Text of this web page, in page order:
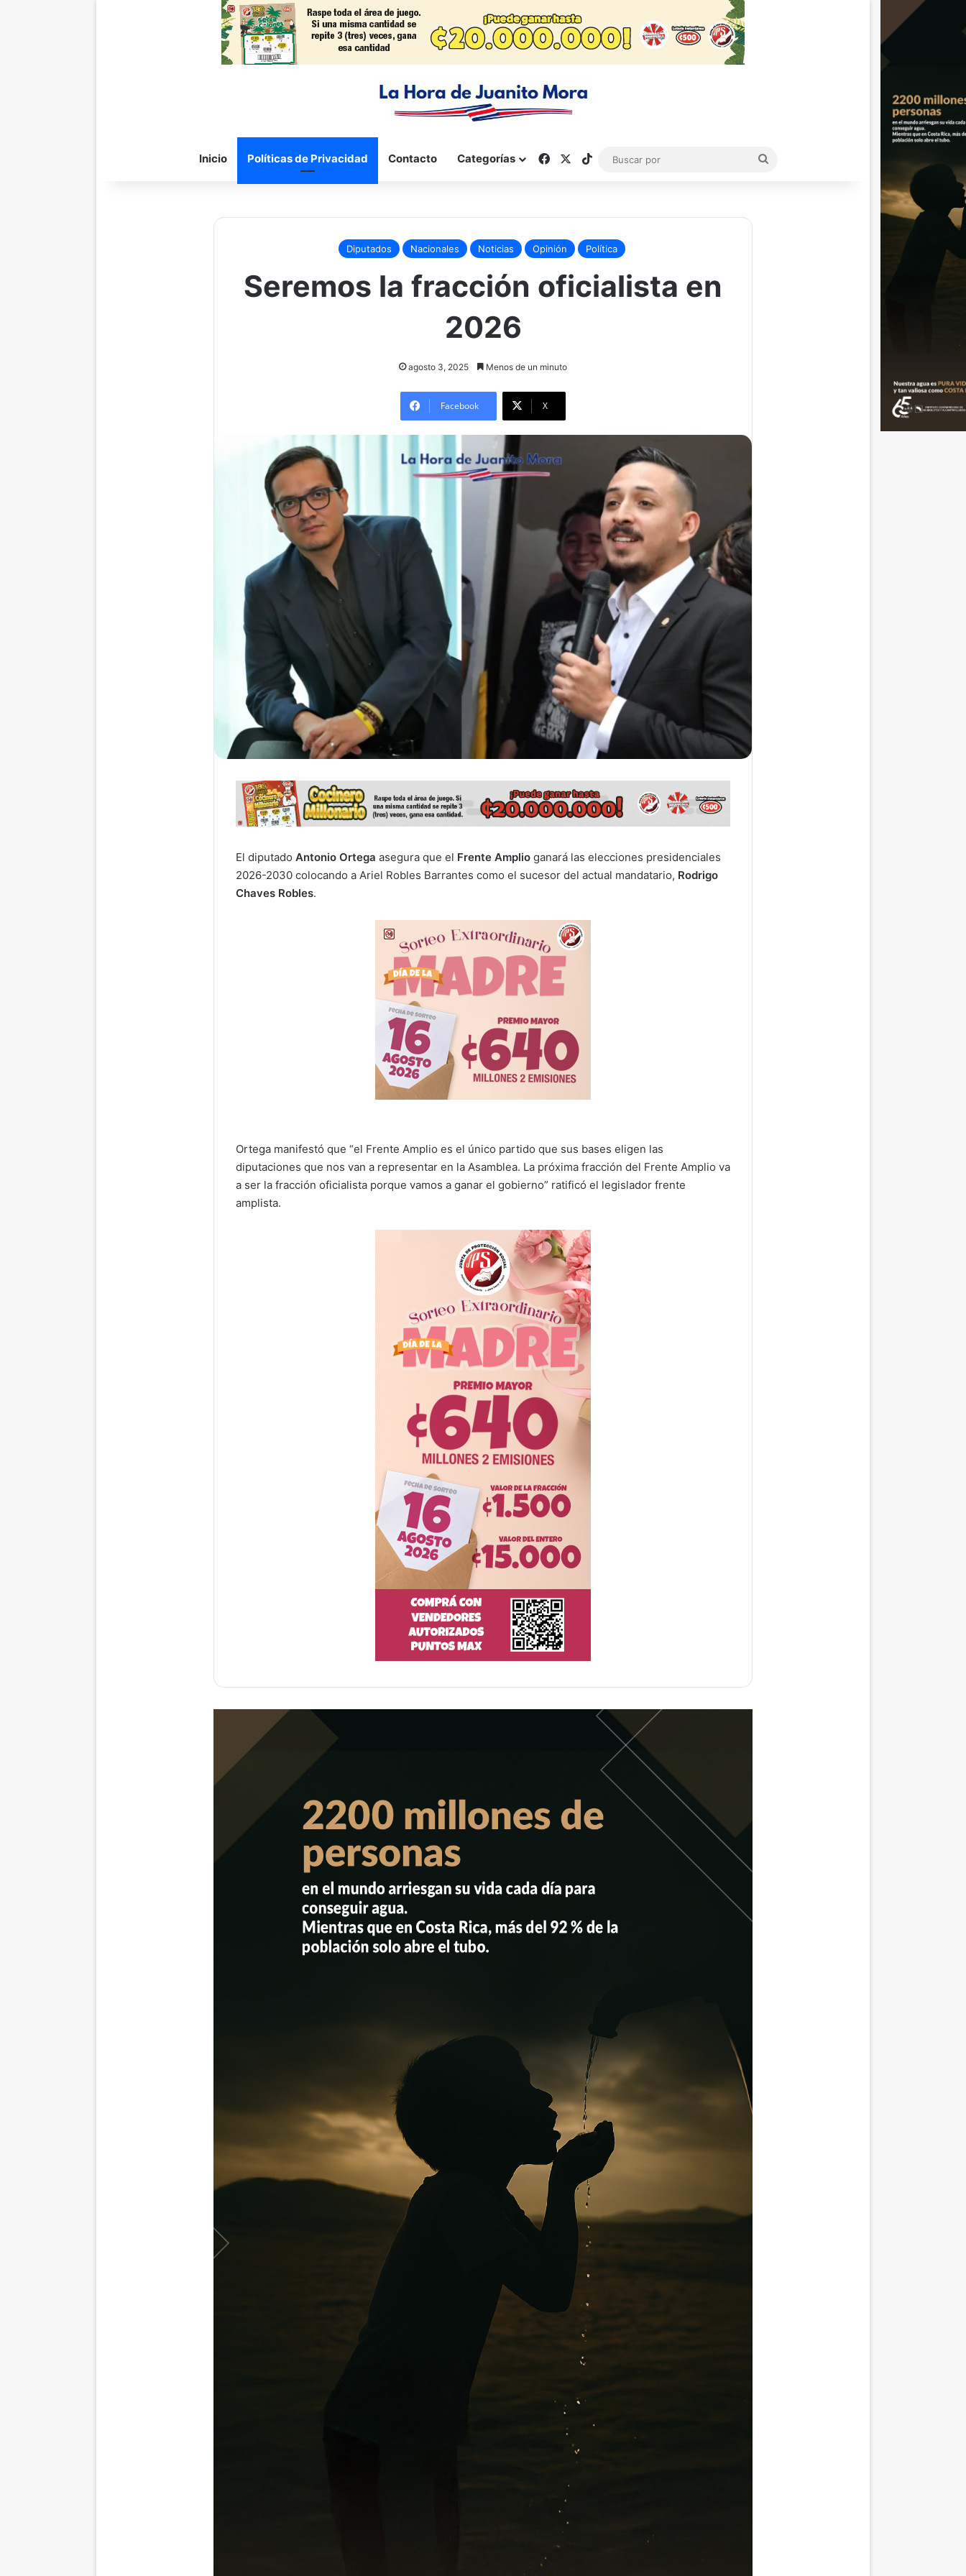
Inicio Políticas de Privacidad Contacto Categorías FacebookTikTok
Diputados Nacionales Noticias Opinión Política
Seremos la fracción oficialista en
2026
agosto 3, 2025 Menos de un minuto
Facebook X
El diputado Antonio Ortega asegura que el Frente Amplio ganará las elecciones presidenciales
2026-2030 colocando a Ariel Robles Barrantes como el sucesor del actual mandatario, Rodrigo
Chaves Robles.
Ortega manifestó que “el Frente Amplio es el único partido que sus bases eligen las
diputaciones que nos van a representar en la Asamblea. La próxima fracción del Frente Amplio va
a ser la fracción oficialista porque vamos a ganar el gobierno” ratificó el legislador frente
amplista.